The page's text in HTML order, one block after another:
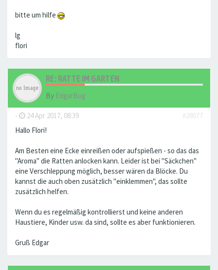
bitte um hilfe
lg
flori
RE: RATTE IM GARTEN
By EdgarBug
- 24 Apr 2017, 08:39
#28077
Hallo Flori!
Am Besten eine Ecke einreißen oder aufspießen - so das das
"Aroma" die Ratten anlocken kann. Leider ist bei "Säckchen"
eine Verschleppung möglich, besser wären da Blöcke. Du
kannst die auch oben zusätzlich "einklemmen", das sollte
zusätzlich helfen.
Wenn du es regelmäßig kontrollierst und keine anderen
Haustiere, Kinder usw. da sind, sollte es aber funktionieren.
Gruß Edgar